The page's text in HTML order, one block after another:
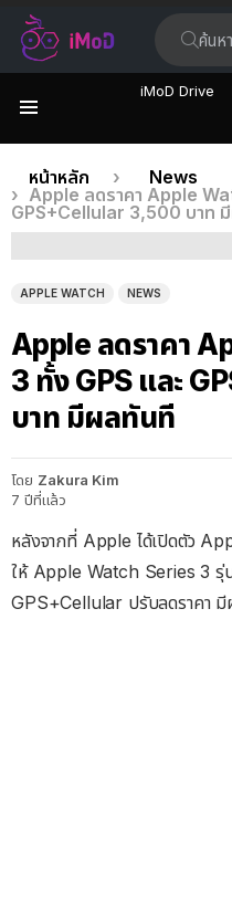
iMoD Drive
เรื่อง
ล่าสุด
คุณอยู่ที่นี่:
หน้าหลัก
News
Apple ลดราคา Apple
GPS+Cellular 3,500 บาท
APPLE WATCH NEWS
Apple ลดราคา
3 ทั้ง GPS และ
บาท มีผลทันที
โดย Zakura Kim
7 ปีที่แล้ว
หลังจากที่ Apple ได้เปิดตัว
ให้ Apple Watch Series 3 รุ่
GPS+Cellular ปรับลดราคา